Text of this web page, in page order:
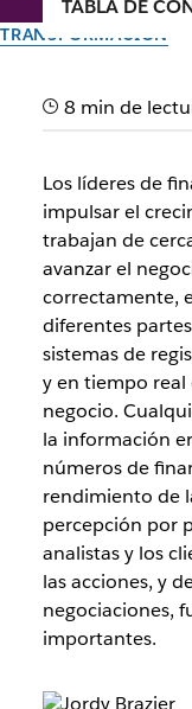
TRANSFORMACIÓN
Tres
Los equipos de
acelerar la
y para trabajar con
El equipo de Slack
30 de septiembre de
TABLA DE
8 min de
Los líderes de
impulsar el
trabajan de
avanzar el
correctamente,
diferentes
sistemas de
y en tiempo real
negocio.
la información
números de
rendimiento de
percepción por
analistas y los
las acciones, y
negociaciones,
importantes.